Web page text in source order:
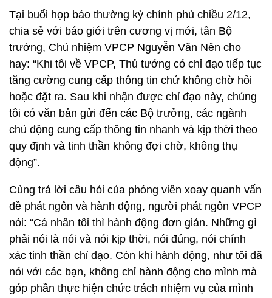
Tại buổi họp báo thường kỳ chính phủ chiều 2/12,
chia sẻ với báo giới trên cương vị mới, tân Bộ
trưởng, Chủ nhiệm VPCP Nguyễn Văn Nên cho
hay: “Khi tôi về VPCP, Thủ tướng có chỉ đạo tiếp tục
tăng cường cung cấp thông tin chứ không chờ hỏi
hoặc đặt ra. Sau khi nhận được chỉ đạo này, chúng
tôi có văn bản gửi đến các Bộ trưởng, các ngành
chủ động cung cấp thông tin nhanh và kịp thời theo
quy định và tinh thần không đợi chờ, không thụ
động”.
Cùng trả lời câu hỏi của phóng viên xoay quanh vấn
đề phát ngôn và hành động, người phát ngôn VPCP
nói: “Cá nhân tôi thì hành động đơn giản. Những gì
phải nói là nói và nói kịp thời, nói đúng, nói chính
xác tinh thần chỉ đạo. Còn khi hành động, như tôi đã
nói với các bạn, không chỉ hành động cho mình mà
góp phần thực hiện chức trách nhiệm vụ của mình